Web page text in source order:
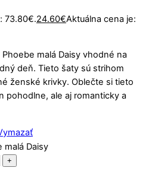
73.80€.24.60€Aktuálna cena je:
malá Daisy vhodné na
deň. Tieto šaty sú strihom
ženské krivky. Oblečte si tieto
pohodlne, ale aj romanticky a
malá Daisy
+